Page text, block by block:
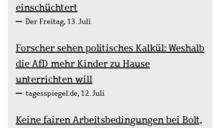
Der Freitag, 13. Juli
einschüchtert
tagesspiegel.de, 12. Juli
Forscher sehen politisches Kalkül: Weshalb
die AfD mehr Kinder zu Hause
unterrichten will
Keine fairen Arbeitsbedingungen bei Bolt,